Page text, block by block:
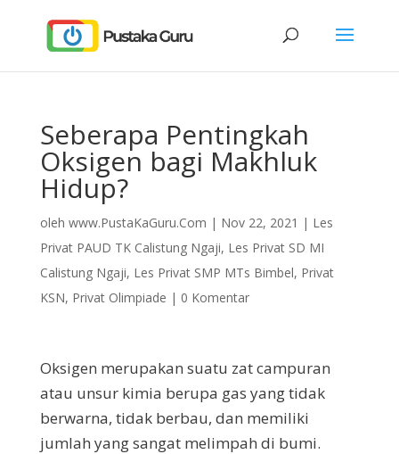
Seberapa Pentingkah
Oksigen bagi Makhluk
Hidup?
oleh www.PustaKaGuru.Com | Nov 22, 2021 | Les
Privat PAUD TK Calistung Ngaji, Les Privat SD MI
Calistung Ngaji, Les Privat SMP MTs Bimbel, Privat
KSN, Privat Olimpiade | 0 Komentar
Oksigen merupakan suatu zat campuran
atau unsur kimia berupa gas yang tidak
berwarna, tidak berbau, dan memiliki
jumlah yang sangat melimpah di bumi.